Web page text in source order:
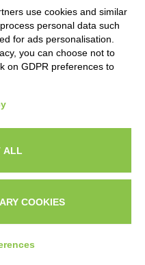
use cookies and similar
personal data such
for ads personalisation.
you can choose not to
on GDPR preferences to
ALL
COOKIES